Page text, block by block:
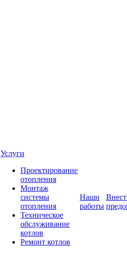
Услуги
Проектирование
отопления
Монтаж
системы
отопления
Техническое
обслуживание
котлов
Ремонт котлов
Наши
работы